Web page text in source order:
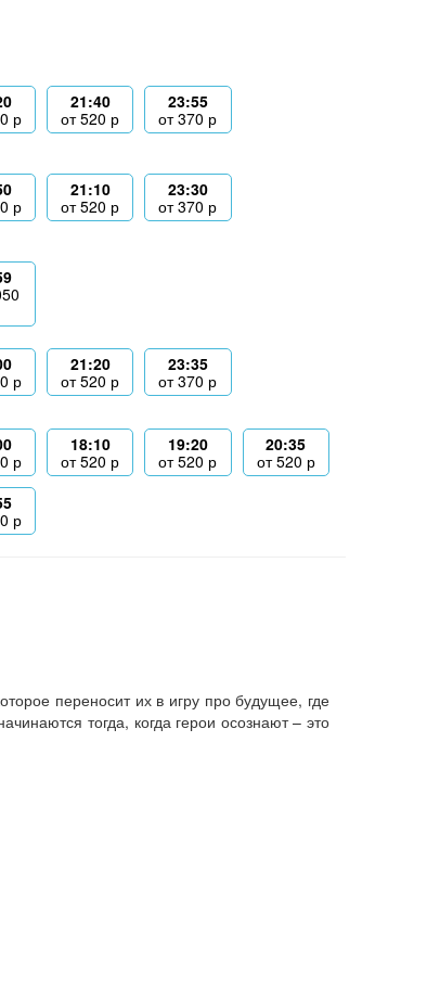
р
21:40
от520 р
23:55
от370 р
р
21:10
от520 р
23:30
от370 р
р
21:20
от520 р
23:35
от370 р
р
18:10
от520 р
19:20
от520 р
20:35
от520 р
р
переносит их в игру про будущее, где
тогда, когда герои осознают – это